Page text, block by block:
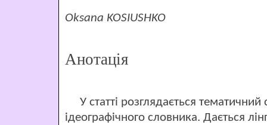
Oksana KOSIUSHKO
Анотація
У статті розглядається тематичний
ідеографічного словника. Дається